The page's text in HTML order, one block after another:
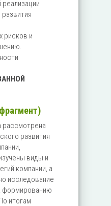
рисков и
рассмотрена
развития
виды и
компании, а
исследование
формированию
итогам